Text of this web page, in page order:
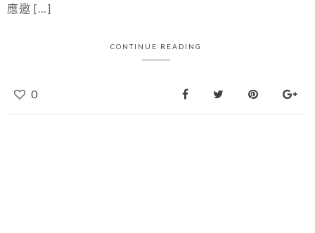
應邀 […]
CONTINUE READING
0